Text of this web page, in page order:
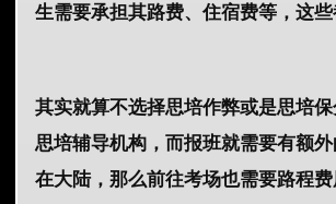
生需要承担其路费、住宿费等，这
其实就算不选择思培作弊或是思培
思培辅导机构，而报班就需要有额
在大陆，那么前往考场也需要路程